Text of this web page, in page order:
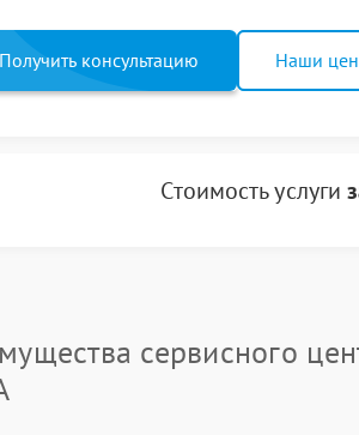
Получить консультацию Наши
Стоимость услуги
сервисного